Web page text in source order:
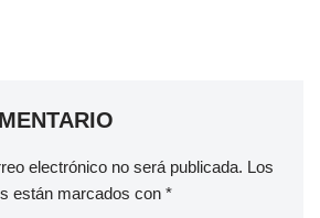
electrónico no será publicada. Los
están marcados con *